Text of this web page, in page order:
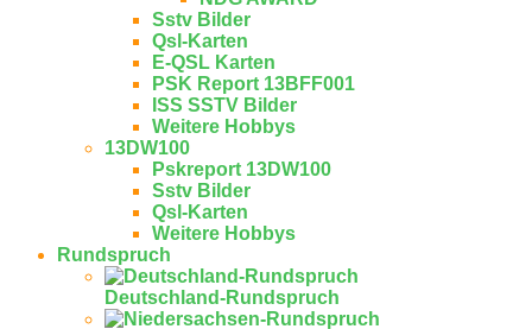
Sstv Bilder
Qsl-Karten
E-QSL Karten
PSK Report 13BFF001
ISS SSTV Bilder
Weitere Hobbys
13DW100
Pskreport 13DW100
Sstv Bilder
Qsl-Karten
Weitere Hobbys
Rundspruch
Deutschland-Rundspruch